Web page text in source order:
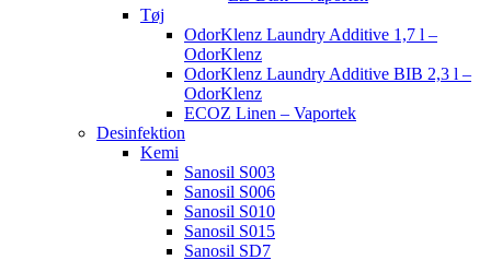
Tøj
OdorKlenz Laundry Additive 1,7 l –
OdorKlenz
OdorKlenz Laundry Additive BIB 2,3 l –
OdorKlenz
ECOZ Linen – Vaportek
Desinfektion
Kemi
Sanosil S003
Sanosil S006
Sanosil S010
Sanosil S015
Sanosil SD7